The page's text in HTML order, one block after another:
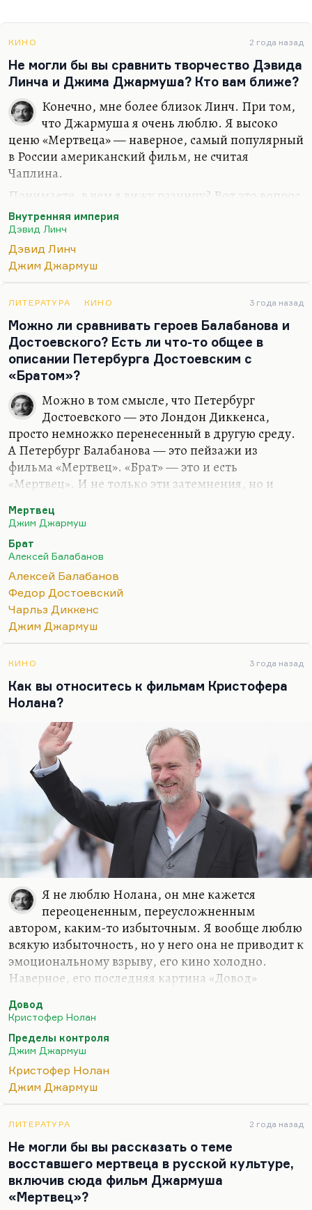
КИНО 2 года назад
Не могли бы вы сравнить творчество Дэвида
Линча и Джима Джармуша? Кто вам ближе?
Конечно, мне более близок Линч. При том,
что Джармуша я очень люблю. Я высоко
ценю «Мертвеца» — наверное, самый популярный
в России американский фильм, не считая
Чаплина.
Понимаете, в чем я вижу разницу? Вот это вопрос
не праздный, на самом деле. Мне просто
кажется, что Линч сражается со своими
неврозами, со своими реальными болезнями. С
фобиями, которые его теснят. Отсюда обилие
фильмах одни и те же образы, одна и та же
красная комната с зигзагообразными линиями на
полу, пошедшая еще с «Головы-ластика» певица,
поющая в странном помещении. То есть он
борется с какими-то своими кошмарами.
Джармуш, наоборот (во всяком случае, судя по…
Внутренняя империя
Дэвид Линч
Дэвид Линч
Джим Джармуш
ЛИТЕРАТУРА КИНО 3 года назад
Можно ли сравнивать героев Балабанова и
Достоевского? Есть ли что-то общее в
описании Петербурга Достоевским с
«Братом»?
Можно в том смысле, что Петербург
Достоевского — это Лондон Диккенса,
просто немножко перенесенный в другую среду.
А Петербург Балабанова — это пейзажи из
фильма «Мертвец». «Брат» — это и есть
«Мертвец». И не только эти затемнения, но и
есть у позднего Балабанова, начиная с «Реки»,
финальный кадр которой должен был быть таким
же, как финальный кадр «Мертвеца». Младенец в
данном случае мертвец, уплывающий в лодке в
бесконечность.
Я думаю, что «Брат» и «Мертвец» — это два
которые терзали авторов. Этот пустой трамвай —
балабановская…
Мертвец
Джим Джармуш
Брат
Алексей Балабанов
Алексей Балабанов
Федор Достоевский
Чарльз Диккенс
Джим Джармуш
КИНО 3 года назад
Как вы относитесь к фильмам Кристофера
Нолана?
Я не люблю Нолана, он мне кажется
переоцененным, переусложненным
автором, каким-то избыточным. Я вообще люблю
всякую избыточность, но у него она не приводит к
эмоциональному взрыву, его кино холодно.
Наверное, его последняя картина «Довод»
почему там героя зовут Арепо. Да потому что
«sator arepo tenet opera rotas» — знаменитая
магическая фраза, которая была еще в основе
«Альтиста Данилова», в массе других текстов, но
это не важно. Важно то, что все нолановские
ходы, запутанные штучки,— все это уже было в
пределах «Пределы контроля». Там тоже
непонятно, кто главный агент и чем он занят, мы
этого не знаем. И…
Довод
Кристофер Нолан
Пределы контроля
Джим Джармуш
Кристофер Нолан
Джим Джармуш
ЛИТЕРАТУРА 2 года назад
Не могли бы вы рассказать о теме
восставшего мертвеца в русской культуре,
включив сюда фильм Джармуша
«Мертвец»?